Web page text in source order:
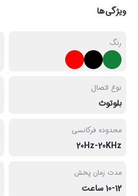
ویژگی‌ها
رنگ
نوع اتصال
بلوتوث
محدوده فرکانسی
20Hz-20KHz
مدت زمان پخش
10-12 ساعت